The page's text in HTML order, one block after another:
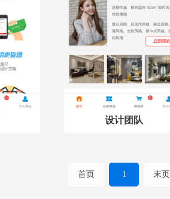
设计团队
首页 1 末页